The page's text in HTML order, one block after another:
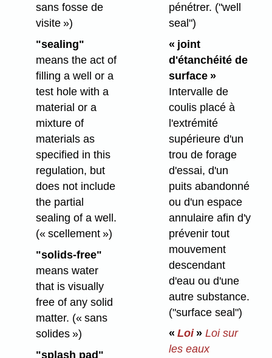
sans fosse de
visite »)
"sealing"
means the act of
filling a well or a
test hole with a
material or a
mixture of
materials as
specified in this
regulation, but
does not include
the partial
sealing of a well.
(« scellement »)
"solids-free"
means water
that is visually
free of any solid
matter. (« sans
solides »)
"splash pad"
pénétrer. ("well
seal")
« joint
d'étanchéité de
surface »
Intervalle de
coulis placé à
l'extrémité
supérieure d'un
trou de forage
d'essai, d'un
puits abandonné
ou d'un espace
annulaire afin d'y
prévenir tout
mouvement
descendant
d'eau ou d'une
autre substance.
("surface seal")
« Loi» Loi sur
les eaux